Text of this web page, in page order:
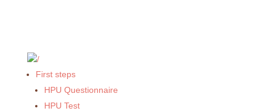
First steps
HPU Questionnaire
HPU Test